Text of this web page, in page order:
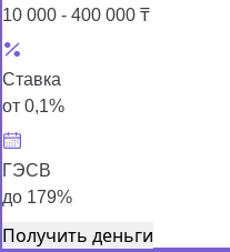
10 000 - 400 000 ₸
Ставка
от 0,1%
ГЭСВ
до 179%
Получить деньги